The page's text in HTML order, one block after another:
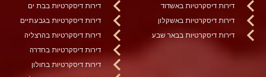
דירות דיסקרטיות באשדוד
דירות דיסקרטיות באשקלון
דירות דיסקרטיות בבאר שבע
דירות דיסקרטיות בבת ים
דירות דיסקרטיות בגבעתיים
דירות דיסקרטיות בהרצליה
דירות דיסקרטיות בחדרה
דירות דיסקרטיות בחולון